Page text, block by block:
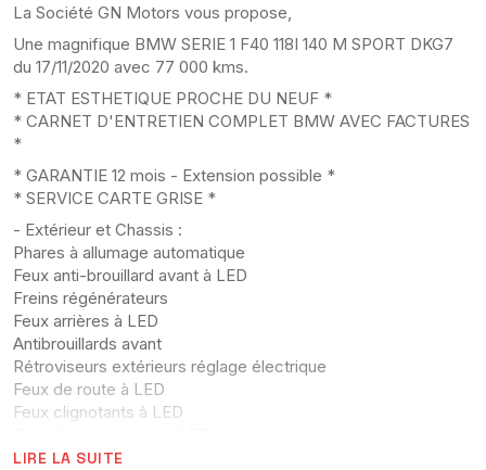
La Société GN Motors vous propose,
Une magnifique BMW SERIE 1 F40 118I 140 M SPORT DKG7
du 17/11/2020 avec 77 000 kms.
* ETAT ESTHETIQUE PROCHE DU NEUF *
* CARNET D'ENTRETIEN COMPLET BMW AVEC FACTURES
*
* GARANTIE 12 mois - Extension possible *
* SERVICE CARTE GRISE *
- Extérieur et Chassis :
Phares à allumage automatique
Feux anti-brouillard avant à LED
Freins régénérateurs
Feux arrières à LED
Antibrouillards avant
Rétroviseurs extérieurs réglage électrique
Feux de route à LED
Feux clignotants à LED
Rétroviseurs extérieurs chauffants
LIRE LA SUITE